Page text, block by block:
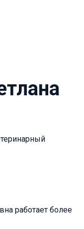
работает более